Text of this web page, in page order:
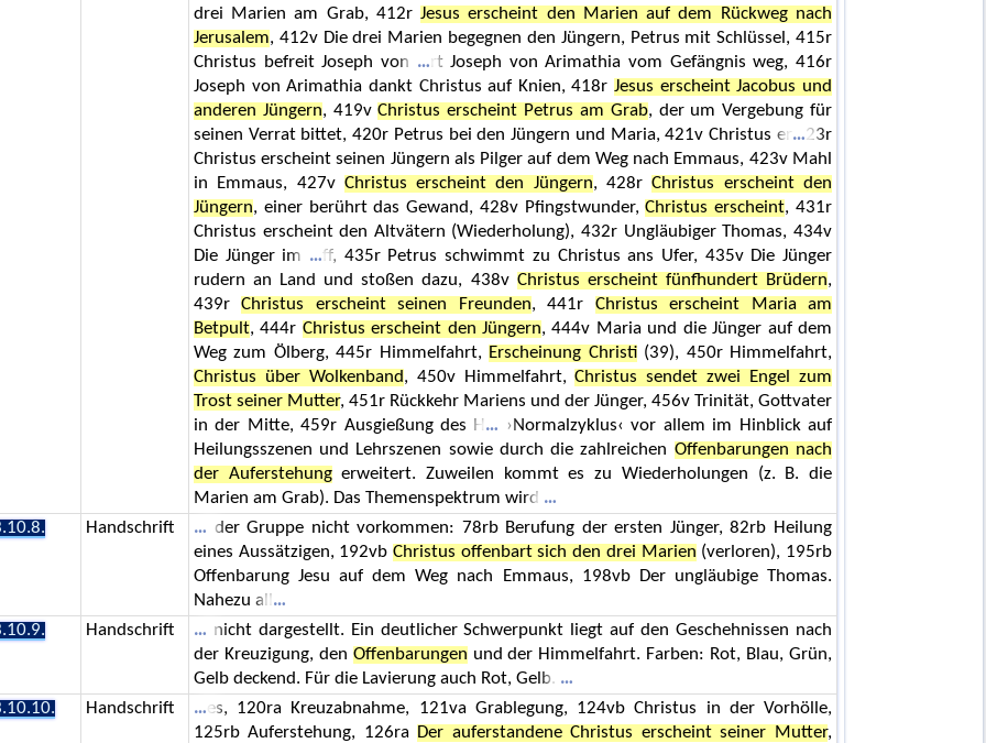
drei Marien am Grab, 412rJesus erscheint den Marien auf dem Rückweg nach
Jerusalem, 412v Die drei Marien begegnen den Jüngern, Petrus mit Schlüssel, 415r
Christus befreit Joseph von
rt Joseph von Arimathia vom Gefängnis weg, 416r
Joseph von Arimathia dankt Christus auf Knien, 418rJesus erscheint Jacobus und
anderen Jüngern, 419vChristus erscheint Petrus am Grab, der um Vergebung für
seinen Verrat bittet, 420r Petrus bei den Jüngern und Maria, 421v Christus er
23r
Christus erscheint seinen Jüngern als Pilger auf dem Weg nach Emmaus, 423v Mahl
in Emmaus, 427v Christus erscheint den Jüngern, 428rChristus erscheint den
Jüngern, einer berührt das Gewand, 428v Pfingstwunder,Christus erscheint, 431r
Christus erscheint den Altvätern (Wiederholung), 432r Ungläubiger Thomas, 434v
Die Jünger im
ff, 435r Petrus schwimmt zu Christus ans Ufer, 435v Die Jünger
rudern an Land und stoßen dazu, 438v Christus erscheint fünfhundert Brüdern,
439rChristus erscheint seinen Freunden, 441r Christus erscheint Maria am
Betpult, 444r Christus erscheint den Jüngern, 444v Maria und die Jünger auf dem
Weg zum Ölberg, 445r Himmelfahrt, Erscheinung Christi(39), 450r Himmelfahrt,
Christus über Wolkenband, 450v Himmelfahrt,Christus sendet zwei Engel zum
Trost seiner Mutter, 451r Rückkehr Mariens und der Jünger, 456v Trinität, Gottvater
in der Mitte, 459r Ausgießung des H
›Normalzyklus‹ vor allem im Hinblick auf
Heilungsszenen und Lehrszenen sowie durch die zahlreichen Offenbarungen nach
der Auferstehungerweitert. Zuweilen kommt es zu Wiederholungen (z. B. die
Marien am Grab). Das Themenspektrum wird
Handschrift
der Gruppe nicht vorkommen: 78rb Berufung der ersten Jünger, 82rb Heilung
eines Aussätzigen, 192vbChristus offenbart sich den drei Marien (verloren), 195rb
Offenbarung Jesu auf dem Weg nach Emmaus, 198vb Der ungläubige Thomas.
Nahezu all
Handschrift
nicht dargestellt. Ein deutlicher Schwerpunkt liegt auf den Geschehnissen nach
der Kreuzigung, den Offenbarungen und der Himmelfahrt. Farben: Rot, Blau, Grün,
Gelb deckend. Für die Lavierung auch Rot, Gelb.
Handschrift
es, 120ra Kreuzabnahme, 121va Grablegung, 124vb Christus in der Vorhölle,
125rb Auferstehung, 126ra Der auferstandene Christus erscheint seiner Mutter,